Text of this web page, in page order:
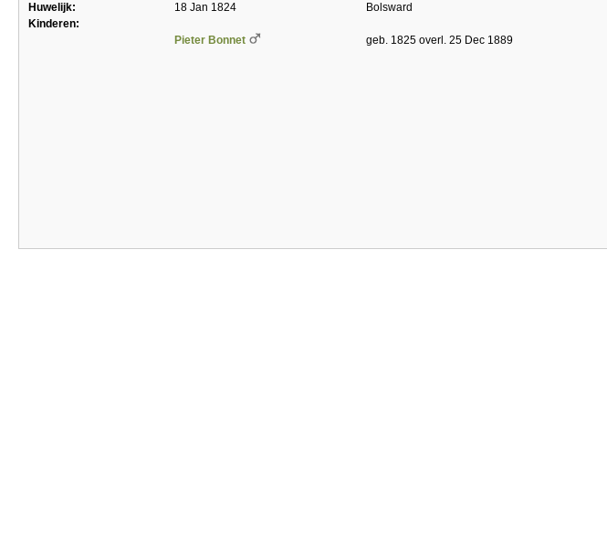
Huwelijk:
18 Jan 1824
Bolsward
Kinderen:
Pieter Bonnet
geb. 1825 overl. 25 Dec 1889